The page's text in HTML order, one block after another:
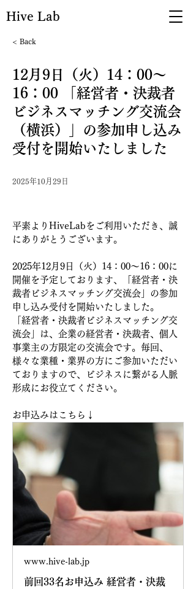
Hive Lab
< Back
12月9日（火）14：00～
16：00 「経営者・決裁者
ビジネスマッチング交流会
（横浜）」の参加申し込み
受付を開始いたしました
2025年10月29日
平素よりHiveLabをご利用いただき、誠
にありがとうございます。
2025年12月9日（火）14：00～16：00に
開催を予定しております、「 経営者・決
裁者ビジネスマッチング交流会 」の参加
申し込み受付を開始いたしました。
経営者・決裁者ビジネスマッチング交
流会 」は、 企業の経営者・決裁者、個人
事業主の方限定の交流会です。毎回、
様々な業種・業界の方にご参加いただい
ておりますので、ビジネスに繋がる人脈
形成にお役立てください。
お申込みはこちら↓
www.hive-lab.jp
前回33名お申込み 経営者・決裁